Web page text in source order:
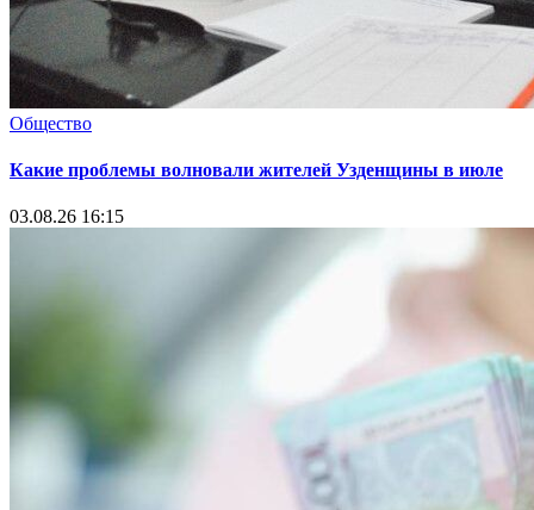
Общество
Какие проблемы волновали жителей Узденщины в июле
03.08.26 16:15